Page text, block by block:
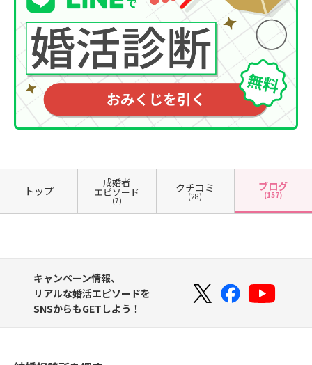
トップ
成婚者
エピソード
(7)
クチコミ
(28)
ブログ
(157)
キャンペーン情報、
リアルな婚活エピソードを
SNSからもGETしよう！